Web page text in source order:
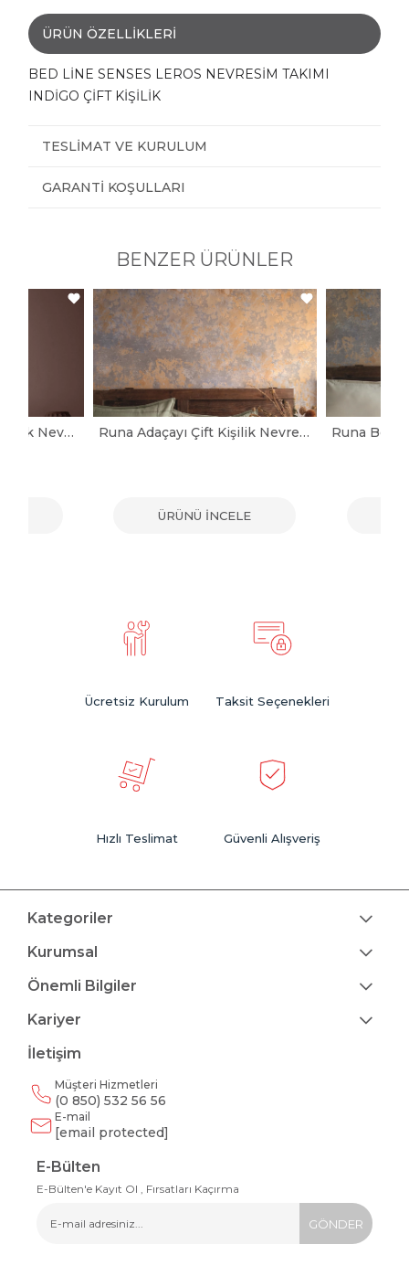
ÜRÜN ÖZELLIKLERI
BED LİNE SENSES LEROS NEVRESİM TAKIMI
INDİGO ÇİFT KİŞİLİK
TESLIMAT VE KURULUM
GARANTI KOŞULLARI
BENZER ÜRÜNLER
Helena Pembe Çift Kişilik Nevresim Takımı Runa Adaçayı Çift Kişilik Nevresim Takımı
ÜRÜNÜ İNCELE
Ücretsiz Kurulum Taksit Seçenekleri
Hızlı Teslimat Güvenli Alışveriş
Kategoriler
Kurumsal
Önemli Bilgiler
Kariyer
İletişim
Müşteri Hizmetleri
(0 850) 532 56 56
E-mail
[email protected]
E-Bülten
E-Bülten'e Kayıt Ol , Fırsatları Kaçırma
GÖNDER